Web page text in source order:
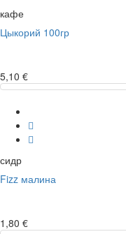
кафе
Цыкорий 100гр
5,10 €
сидр
Fizz малина
1,80 €